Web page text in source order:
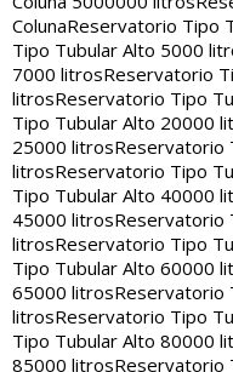
ColunaReservatorio Tipo
Tipo Tubular Alto 5000
7000 litrosReservatorio
litrosReservatorio Tipo
Tipo Tubular Alto 20000
25000 litrosReservatorio
litrosReservatorio Tipo
Tipo Tubular Alto 40000
45000 litrosReservatorio
litrosReservatorio Tipo
Tipo Tubular Alto 60000
65000 litrosReservatorio
litrosReservatorio Tipo
Tipo Tubular Alto 80000
85000 litrosReservatorio